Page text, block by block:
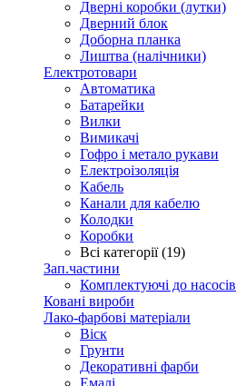
Дверні коробки (лутки)
Дверний блок
Доборна планка
Лиштва (налічники)
Електротовари
Автоматика
Батарейки
Вилки
Вимикачі
Гофро і метало рукави
Електроізоляція
Кабель
Канали для кабелю
Колодки
Коробки
Всі категорії (19)
Зап.частини
Комплектуючі до насосів
Ковані вироби
Лако-фарбові матеріали
Віск
Грунти
Декоративні фарби
Емалі